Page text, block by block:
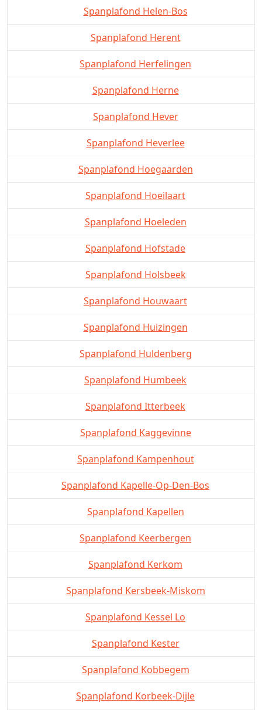
Spanplafond Helen-Bos
Spanplafond Herent
Spanplafond Herfelingen
Spanplafond Herne
Spanplafond Hever
Spanplafond Heverlee
Spanplafond Hoegaarden
Spanplafond Hoeilaart
Spanplafond Hoeleden
Spanplafond Hofstade
Spanplafond Holsbeek
Spanplafond Houwaart
Spanplafond Huizingen
Spanplafond Huldenberg
Spanplafond Humbeek
Spanplafond Itterbeek
Spanplafond Kaggevinne
Spanplafond Kampenhout
Spanplafond Kapelle-Op-Den-Bos
Spanplafond Kapellen
Spanplafond Keerbergen
Spanplafond Kerkom
Spanplafond Kersbeek-Miskom
Spanplafond Kessel Lo
Spanplafond Kester
Spanplafond Kobbegem
Spanplafond Korbeek-Dijle